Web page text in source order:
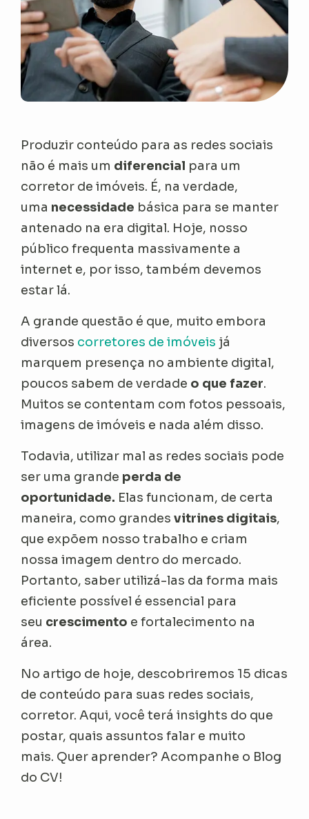
Produzir conteúdo para as redes sociais
não é mais um diferencial para um
corretor de imóveis. É, na verdade,
uma necessidade básica para se manter
antenado na era digital. Hoje, nosso
público frequenta massivamente a
internet e, por isso, também devemos
estar lá.
A grande questão é que, muito embora
diversos corretores de imóveis já
marquem presença no ambiente digital,
poucos sabem de verdade o que fazer.
Muitos se contentam com fotos pessoais,
imagens de imóveis e nada além disso.
Todavia, utilizar mal as redes sociais pode
ser uma grande perda de
oportunidade. Elas funcionam, de certa
maneira, como grandesvitrines digitais,
que expõem nosso trabalho e criam
nossa imagem dentro do mercado.
Portanto, saber utilizá-las da forma mais
eficiente possível é essencial para
seu crescimento e fortalecimento na
área.
No artigo de hoje, descobriremos 15 dicas
de conteúdo para suas redes sociais,
corretor. Aqui, você terá insights do que
postar, quais assuntos falar e muito
mais. Quer aprender? Acompanhe o Blog
do CV!